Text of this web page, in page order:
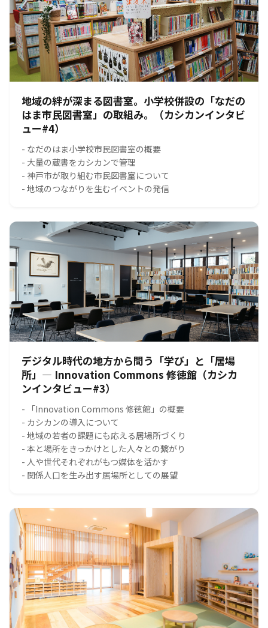
地域の絆が深まる図書室。小学校併設の「なだの
はま市民図書室」の取組み。（カシカンインタビ
ュー#4）
- なだのはま小学校市民図書室の概要
- 大量の蔵書をカシカンで管理
- 神戸市が取り組む市民図書室について
- 地域のつながりを生むイベントの発信
デジタル時代の地方から問う「学び」と「居場
所」― Innovation Commons 修徳館（カシカ
ンインタビュー#3）
- 「Innovation Commons 修徳館」の概要
- カシカンの導入について
- 地域の若者の課題にも応える居場所づくり
- 本と場所をきっかけとした人々との繋がり
- 人や世代それぞれがもつ媒体を活かす
- 関係人口を生み出す居場所としての展望